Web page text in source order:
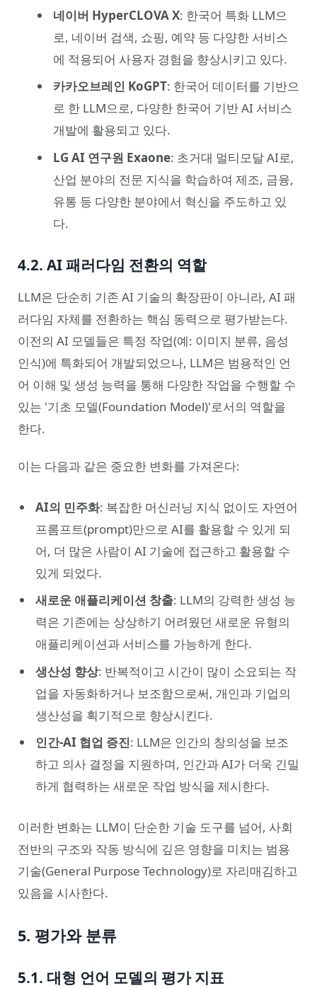
네이버 HyperCLOVA X: 한국어 특화 LLM으
로, 네이버 검색, 쇼핑, 예약 등 다양한 서비스
에 적용되어 사용자 경험을 향상시키고 있다.
카카오브레인 KoGPT: 한국어 데이터를 기반으
로 한 LLM으로, 다양한 한국어 기반 AI 서비스
개발에 활용되고 있다.
LG AI 연구원 Exaone: 초거대 멀티모달 AI로,
산업 분야의 전문 지식을 학습하여 제조, 금융,
유통 등 다양한 분야에서 혁신을 주도하고 있
다.
4.2. AI 패러다임 전환의 역할
LLM은 단순히 기존 AI 기술의 확장판이 아니라, AI 패
러다임 자체를 전환하는 핵심 동력으로 평가받는다.
이전의 AI 모델들은 특정 작업(예: 이미지 분류, 음성
인식)에 특화되어 개발되었으나, LLM은 범용적인 언
어 이해 및 생성 능력을 통해 다양한 작업을 수행할 수
있는 '기초 모델(Foundation Model)'로서의 역할을
한다.
이는 다음과 같은 중요한 변화를 가져온다:
AI의 민주화: 복잡한 머신러닝 지식 없이도 자연어
프롬프트(prompt)만으로 AI를 활용할 수 있게 되
어, 더 많은 사람이 AI 기술에 접근하고 활용할 수
있게 되었다.
새로운 애플리케이션 창출: LLM의 강력한 생성 능
력은 기존에는 상상하기 어려웠던 새로운 유형의
애플리케이션과 서비스를 가능하게 한다.
생산성 향상: 반복적이고 시간이 많이 소요되는 작
업을 자동화하거나 보조함으로써, 개인과 기업의
생산성을 획기적으로 향상시킨다.
인간-AI 협업 증진: LLM은 인간의 창의성을 보조
하고 의사 결정을 지원하며, 인간과 AI가 더욱 긴밀
하게 협력하는 새로운 작업 방식을 제시한다.
이러한 변화는 LLM이 단순한 기술 도구를 넘어, 사회
전반의 구조와 작동 방식에 깊은 영향을 미치는 범용
기술(General Purpose Technology)로 자리매김하고
있음을 시사한다.
5. 평가와 분류
5.1. 대형 언어 모델의 평가 지표